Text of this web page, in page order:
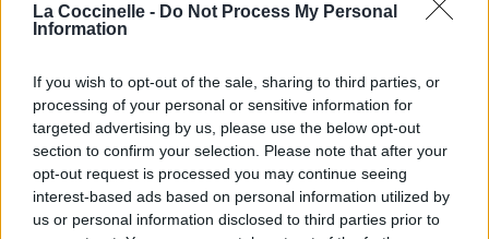
La Coccinelle - Do Not Process My Personal
Information
If you wish to opt-out of the sale, sharing to third parties, or
processing of your personal or sensitive information for
targeted advertising by us, please use the below opt-out
section to confirm your selection. Please note that after your
opt-out request is processed you may continue seeing
interest-based ads based on personal information utilized by
us or personal information disclosed to third parties prior to